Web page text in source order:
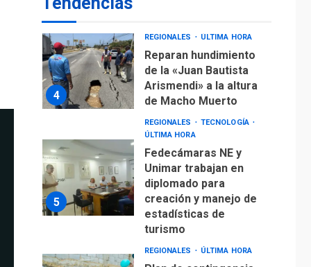
4
REGIONALES
TECNOLOGÍA
ÚLTIMA HORA
Fedecámaras NE y
Unimar trabajan en
diplomado para
estadísticas de
REGIONALES ÚLTIMA HORA
Plan de contingencia
hídrica en Nueva
Esparta consolida
avances en territorio
insular